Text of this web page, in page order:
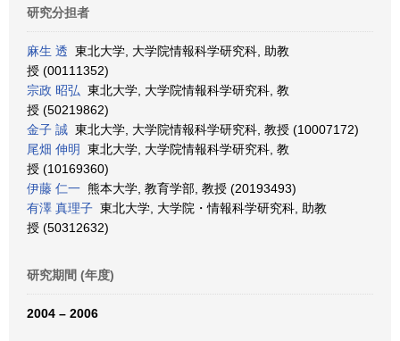
研究分担者
麻生 透 東北大学, 大学院情報科学研究科, 助教
授 (00111352)
宗政 昭弘 東北大学, 大学院情報科学研究科, 教
授 (50219862)
金子 誠 東北大学, 大学院情報科学研究科, 教授 (10007172)
尾畑 伸明
東北大学, 大学院情報科学研究科, 教
授 (10169360)
伊藤 仁一 熊本大学, 教育学部, 教授 (20193493)
有澤 真理子 東北大学, 大学院・情報科学研究科, 助教
授 (50312632)
研究期間 (年度)
2004 – 2006